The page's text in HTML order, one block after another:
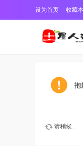
设为首页 收藏
抱
请稍候...